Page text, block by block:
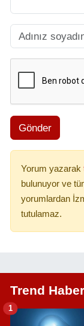
Gönder
Yorum yazarak
bulunuyor ve
yorumlardan
tutulamaz.
Trend
1